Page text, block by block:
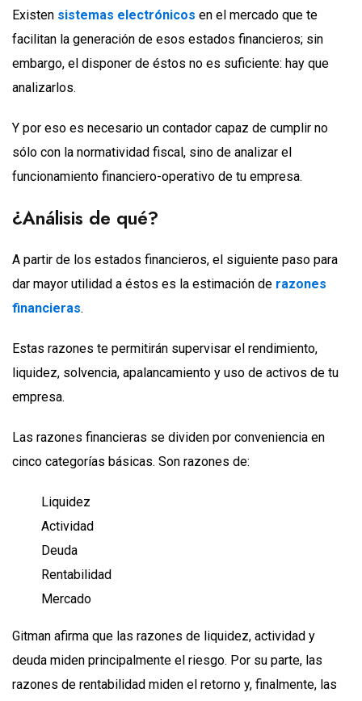
Existen sistemas electrónicos en el mercado que te
facilitan la generación de esos estados financieros; sin
embargo, el disponer de éstos no es suficiente: hay que
analizarlos.
Y por eso es necesario un contador capaz de cumplir no
sólo con la normatividad fiscal, sino de analizar el
funcionamiento financiero-operativo de tu empresa.
¿Análisis de qué?
A partir de los estados financieros, el siguiente paso para
dar mayor utilidad a éstos es la estimación de razones
financieras.
Estas razones te permitirán supervisar el rendimiento,
liquidez, solvencia, apalancamiento y uso de activos de tu
empresa.
Las razones financieras se dividen por conveniencia en
cinco categorías básicas. Son razones de:
Liquidez
Actividad
Deuda
Rentabilidad
Mercado
Gitman afirma que las razones de liquidez, actividad y
deuda miden principalmente el riesgo. Por su parte, las
razones de rentabilidad miden el retorno y, finalmente, las